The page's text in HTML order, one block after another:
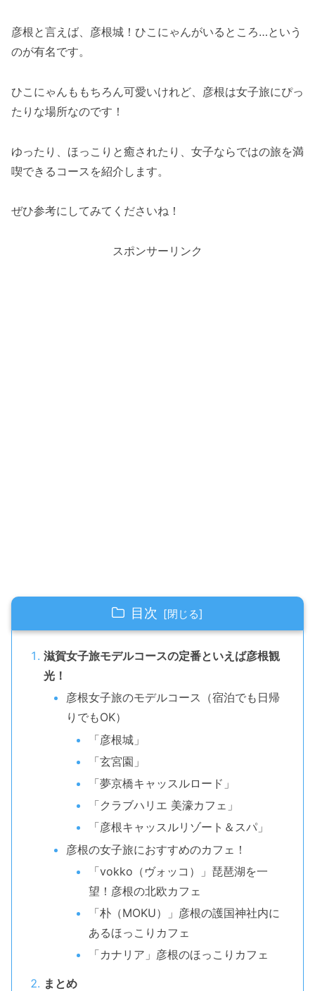
彦根と言えば、彦根城！ひこにゃんがいるところ…という
のが有名です。
ひこにゃんももちろん可愛いけれど、彦根は女子旅にぴっ
たりな場所なのです！
ゆったり、ほっこりと癒されたり、女子ならではの旅を満
喫できるコースを紹介します。
ぜひ参考にしてみてくださいね！
スポンサーリンク
目次
滋賀女子旅モデルコースの定番といえば彦根観
光！
彦根女子旅のモデルコース（宿泊でも日帰
りでもOK）
「彦根城」
「玄宮園」
「夢京橋キャッスルロード」
「クラブハリエ 美濠カフェ」
「彦根キャッスルリゾート＆スパ」
彦根の女子旅におすすめのカフェ！
「vokko（ヴォッコ）」琵琶湖を一
望！彦根の北欧カフェ
「朴（MOKU）」彦根の護国神社内に
あるほっこりカフェ
「カナリア」彦根のほっこりカフェ
まとめ